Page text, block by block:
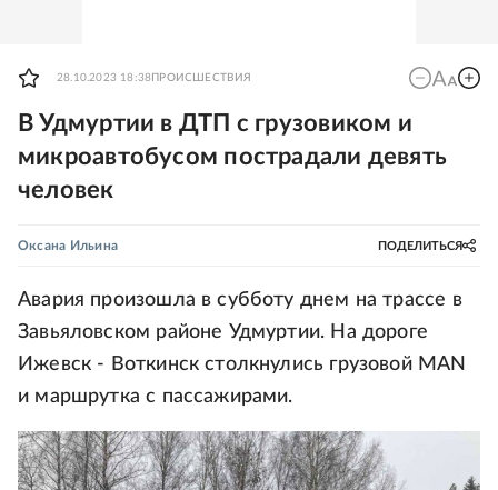
28.10.2023 18:38 ПРОИСШЕСТВИЯ
В Удмуртии в ДТП с грузовиком и
микроавтобусом пострадали девять
человек
Оксана Ильина ПОДЕЛИТЬСЯ
Авария произошла в субботу днем на трассе в
Завьяловском районе Удмуртии. На дороге
Ижевск - Воткинск столкнулись грузовой MAN
и маршрутка с пассажирами.